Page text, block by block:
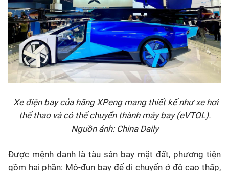
Xe điện bay của hãng XPeng mang thiết kế như xe hơi
thể thao và có thể chuyển thành máy bay (eVTOL).
Nguồn ảnh: China Daily
Được mệnh danh là tàu sân bay mặt đất, phương tiện
gồm hai phần: Mô-đun bay để di chuyển ở độ cao thấp,